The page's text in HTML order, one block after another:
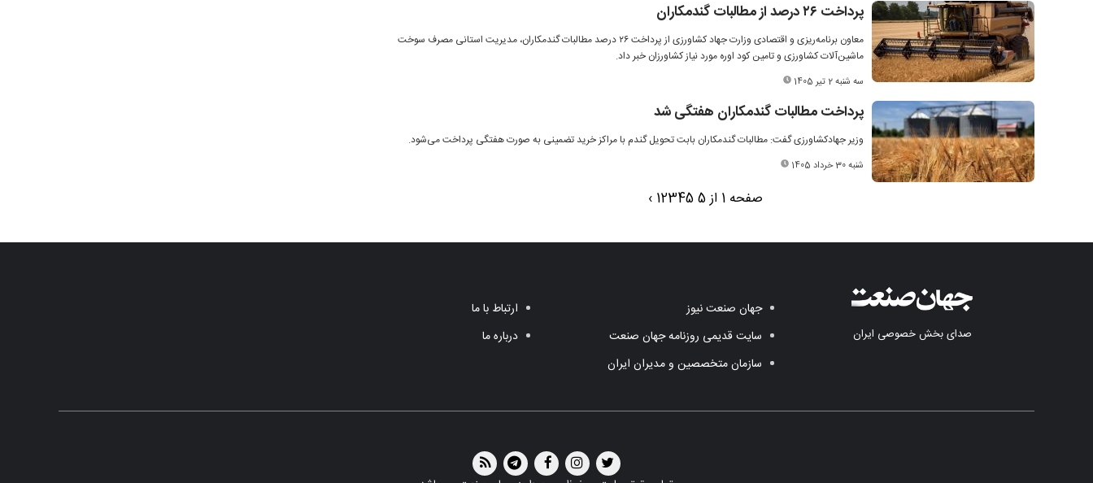
پرداخت ۲۶ درصد از مطالبات گندمکاران
معاون برنامه‌ریزی و اقتصادی وزارت جهاد کشاورزی از پرداخت ۲۶ درصد مطالبات گندمکاران، مدیریت استانی مصرف سوخت
ماشین‌آلات کشاورزی و تامین کود اوره مورد نیاز کشاورزان خبر داد.
سه شنبه 2 تیر 1405
پرداخت مطالبات گندمکاران هفتگی شد
وزیر جهادکشاورزی گفت: مطالبات گندمکاران بابت تحویل گندم با مراکز خرید تضمینی به صورت هفتگی پرداخت می‌شود.
شنبه 30 خرداد 1405
صفحه 1 از 5 12345
›
صدای بخش خصوصی ایران
جهان صنعت نیوز
سایت قدیمی روزنامه جهان صنعت
سازمان متخصصین و مدیران ایران
ارتباط با ما
درباره ما